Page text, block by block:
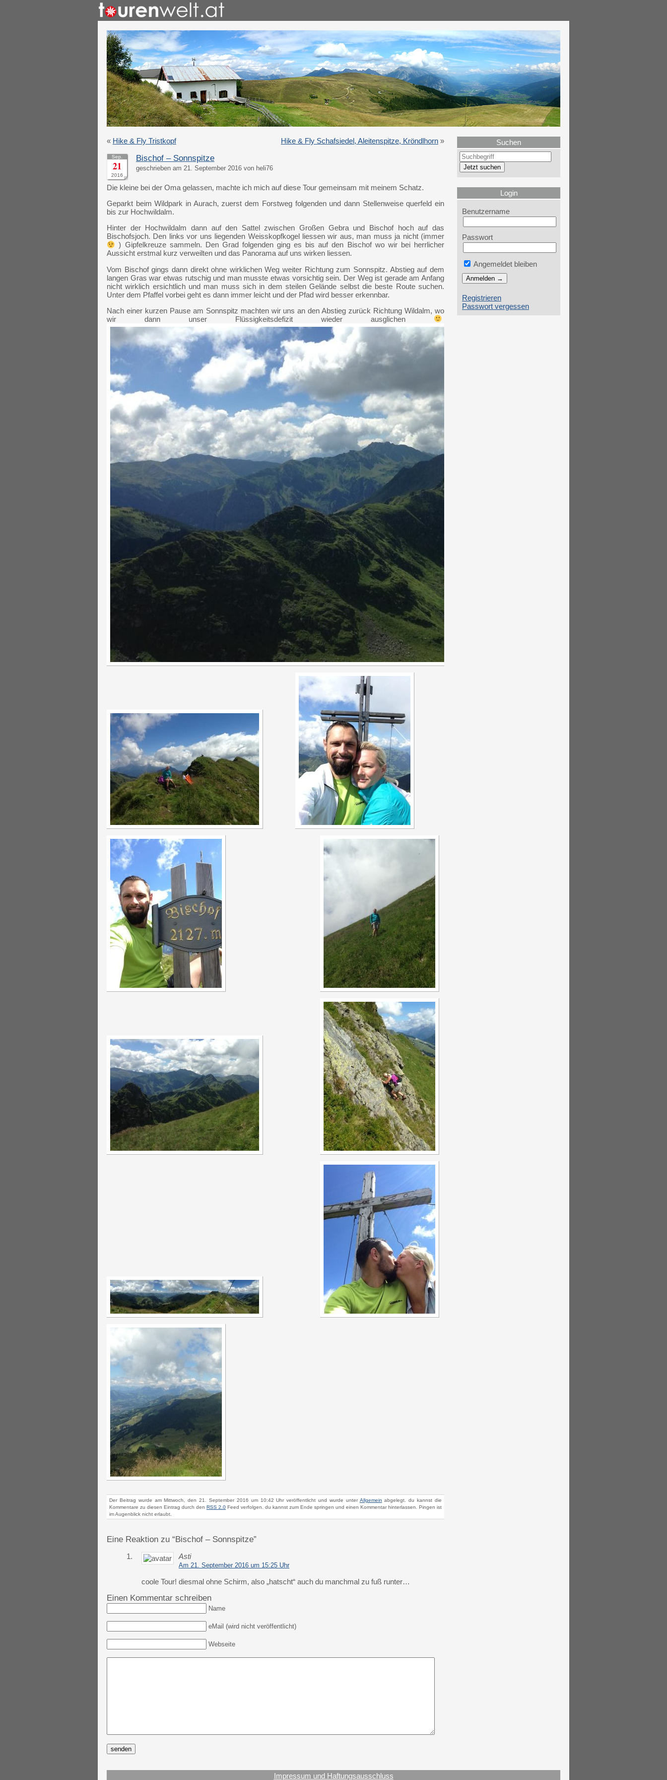
« Hike & Fly Tristkopf Hike & Fly Schafsiedel, Aleitenspitze, Kröndlhorn »
Sep.
21
2016
Bischof – Sonnspitze
geschrieben am 21. September 2016 von heli76
Die kleine bei der Oma gelassen, machte ich mich auf diese Tour gemeinsam mit meinem Schatz.
Geparkt beim Wildpark in Aurach, zuerst dem Forstweg folgenden und dann Stellenweise querfeld ein
bis zur Hochwildalm.
Hinter der Hochwildalm dann auf den Sattel zwischen Großen Gebra und Bischof hoch auf das
Bischofsjoch. Den links vor uns liegenden Weisskopfkogel liessen wir aus, man muss ja nicht (immer
) Gipfelkreuze sammeln. Den Grad folgenden ging es bis auf den Bischof wo wir bei herrlicher
Aussicht erstmal kurz verweilten und das Panorama auf uns wirken liessen.
Vom Bischof gings dann direkt ohne wirklichen Weg weiter Richtung zum Sonnspitz. Abstieg auf dem
langen Gras war etwas rutschig und man musste etwas vorsichtig sein. Der Weg ist gerade am Anfang
nicht wirklich ersichtlich und man muss sich in dem steilen Gelände selbst die beste Route suchen.
Unter dem Pfaffel vorbei geht es dann immer leicht und der Pfad wird besser erkennbar.
Nach einer kurzen Pause am Sonnspitz machten wir uns an den Abstieg zurück Richtung Wildalm, wo
wir dann unser Flüssigkeitsdefizit wieder ausglichen
Der Beitrag wurde am Mittwoch, den 21. September 2016 um 10:42 Uhr veröffentlicht und wurde unter Allgemein abgelegt. du kannst die
Kommentare zu diesen Eintrag durch den RSS 2.0 Feed verfolgen. du kannst zum Ende springen und einen Kommentar hinterlassen. Pingen ist
im Augenblick nicht erlaubt.
Eine Reaktion zu “Bischof – Sonnspitze”
1. Asti
Am 21. September 2016 um 15:25 Uhr
coole Tour! diesmal ohne Schirm, also „hatscht“ auch du manchmal zu fuß runter…
Einen Kommentar schreiben
Name
eMail (wird nicht veröffentlicht)
Webseite
Suchen
Login
Benutzername
Passwort
Angemeldet bleiben
Registrieren
Passwort vergessen
Impressum und Haftungsausschluss